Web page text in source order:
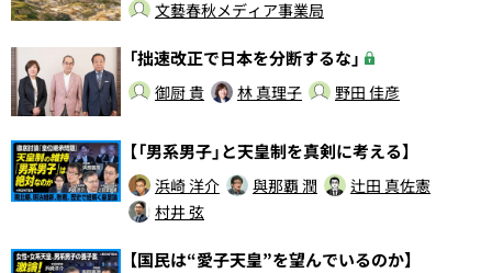
文藝春秋メディア事業局
「拙速改正で日本を分断するな」
御厨 貴 林 真理子 野田 佳彦
【「男系男子」と天皇制を真剣に考える】
浜崎 洋介 與那覇 潤
辻田 真佐憲
村井 弦
【国民は“愛子天皇”を望んでいるのか】